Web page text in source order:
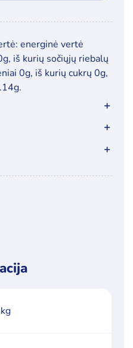
energinė vertė
iš kurių sočiųjų riebalų
0g, iš kurių cukrų 0g,